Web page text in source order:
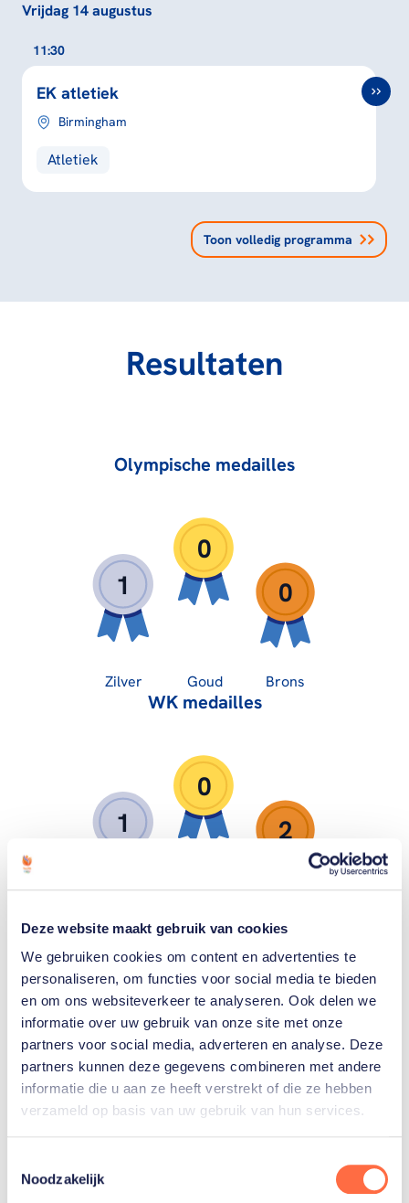
Deze website maakt gebruik van cookies
We gebruiken cookies om content en advertenties te
personaliseren, om functies voor social media te bieden
en om ons websiteverkeer te analyseren. Ook delen we
informatie over uw gebruik van onze site met onze
partners voor social media, adverteren en analyse. Deze
partners kunnen deze gegevens combineren met andere
informatie die u aan ze heeft verstrekt of die ze hebben
verzameld op basis van uw gebruik van hun services.
Noodzakelijk
Vrijdag 14 augustus
11:30
EK atletiek
Birmingham
Atletiek
Toon volledig programma
Resultaten
Olympische medailles
1
0
0
Zilver Goud Brons
WK medailles
1
0
2
Zilver Goud Brons
EK medailles
1
3
1